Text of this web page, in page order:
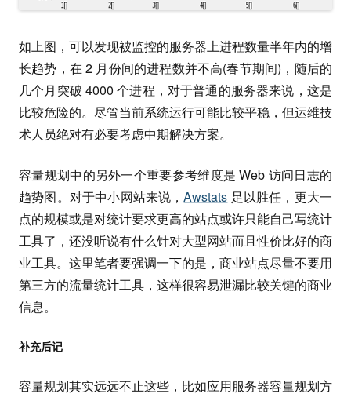
如上图，可以发现被监控的服务器上进程数量半年内的增
长趋势，在 2 月份间的进程数并不高(春节期间)，随后的
几个月突破 4000 个进程，对于普通的服务器来说，这是
比较危险的。尽管当前系统运行可能比较平稳，但运维技
术人员绝对有必要考虑中期解决方案。
容量规划中的另外一个重要参考维度是 Web 访问日志的
趋势图。对于中小网站来说，Awstats 足以胜任，更大一
点的规模或是对统计要求更高的站点或许只能自己写统计
工具了，还没听说有什么针对大型网站而且性价比好的商
业工具。这里笔者要强调一下的是，商业站点尽量不要用
第三方的流量统计工具，这样很容易泄漏比较关键的商业
信息。
补充后记
容量规划其实远远不止这些，比如应用服务器容量规划方